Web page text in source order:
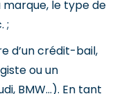
marque, le type de
;
d’un crédit-bail,
ou un
BMW...). En tant